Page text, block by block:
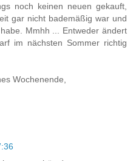
noch keinen neuen gekauft,
gar nicht bademäßig war und
Mmhh ... Entweder ändert
im nächsten Sommer richtig
Wochenende,